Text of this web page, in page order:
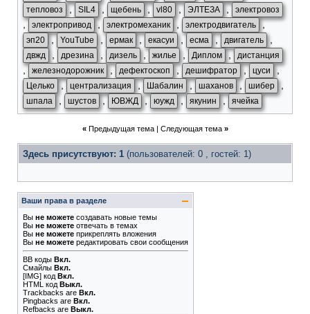
тепловоз , SIL4 щебень , vl80 , ЭЛТЕЗА , электровоз
, электропривод , электромеханик электродвигатель ,
эп20 , YouTube ермак , екасуи , есма , двигатель
двжд дрезина дизель , жилье Диплом , дистанция
, железнодорожник , дефектоскоп , дешифратор , цуси ,
Целько , централизация , Шабалин , шаханов , шибер
шпала шустов , ЮВЖД , юужд , якунин , ячейка
« Предыдущая тема| Следующая тема »
Здесь присутствуют: 1 (пользователей: 0 , гостей: 1)
Ваши права в разделе
Вы не можете создавать новые темы
Вы не можете отвечать в темах
Вы не можете прикреплять вложения
Вы не можете редактировать свои сообщения
BB коды Вкл.
Смайлы Вкл.
[IMG] код Вкл.
HTML код Выкл.
Trackbacks are Вкл.
Pingbacks are Вкл.
Refbacks are Выкл.